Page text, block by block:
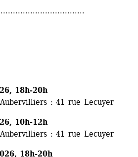
18h-20h
: 41 rue Lecuyer
10h-12h
: 41 rue Lecuyer
18h-20h